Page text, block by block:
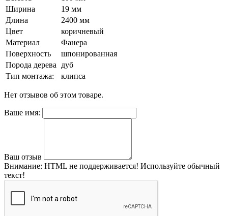
Ширина
19 мм
Длина
2400 мм
Цвет
коричневый
Материал
Фанера
Поверхность
шпонированная
Порода дерева
дуб
Тип монтажа:
клипса
Нет отзывов об этом товаре.
Ваше имя:
Ваш отзыв
Внимание: HTML не поддерживается! Используйте обычный
текст!